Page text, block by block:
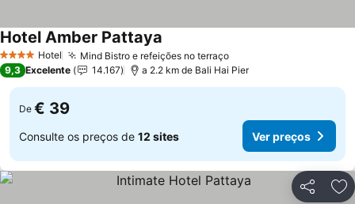
4 EstrelasHotel Mind Bistro e refeições no terraçoVer preços
Hotel Amber Pattaya
9,3 Excelente 14.167 a 2.2 km de Bali Hai Pier
De € 39
Consulte os preços de 12 sites Ver preços
Partilhar